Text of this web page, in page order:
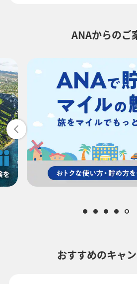
時間帯指定なし
経由地および乗り継ぎ所要時間を
復路出発日および時間帯
時間帯指定なし
ANAからのご
おすすめのキャ